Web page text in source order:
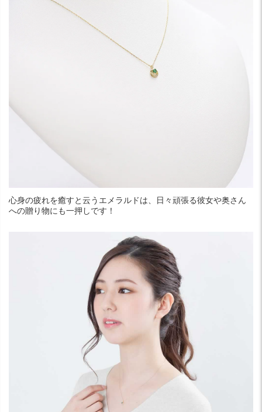
心身の疲れを癒すと云うエメラルドは、日々頑張る彼女や奥さん
への贈り物にも一押しです！